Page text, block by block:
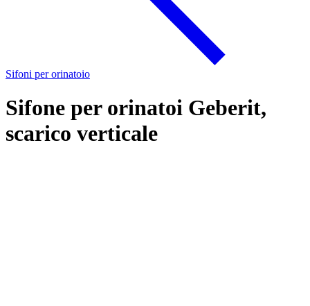
Sifoni per orinatoio
Sifone per orinatoi Geberit,
scarico verticale